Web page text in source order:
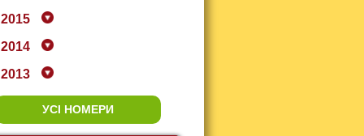
2015
2014
2013
УСІ НОМЕРИ